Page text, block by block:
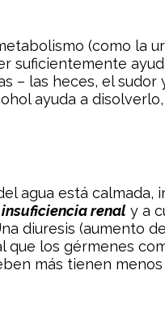
(como la
suficientemente
– las heces, el
ayuda a
agua está calmada,
insuficiencia renal y a
diuresis (aumento
que los gérmenes
más tienen menos